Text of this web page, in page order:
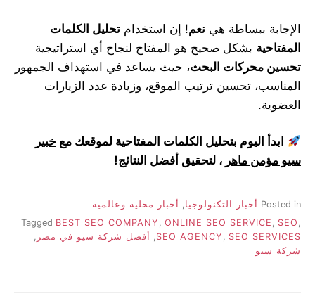
الإجابة ببساطة هي نعم! إن استخدام تحليل الكلمات
المفتاحية بشكل صحيح هو المفتاح لنجاح أي استراتيجية
تحسين محركات البحث، حيث يساعد في استهداف الجمهور
المناسب، تحسين ترتيب الموقع، وزيادة عدد الزيارات
العضوية.
ابدأ اليوم بتحليل الكلمات المفتاحية لموقعك مع خبير
سيو مؤمن ماهر ، لتحقيق أفضل النتائج!
Posted in أخبار التكنولوجيا
أخبار محلية وعالمية
Tagged BEST SEO COMPANY , ONLINE SEO SERVICE , SEO ,
SEO AGENCY , SEO SERVICES
, أفضل شركة سيو في مصر ,
شركة سيو